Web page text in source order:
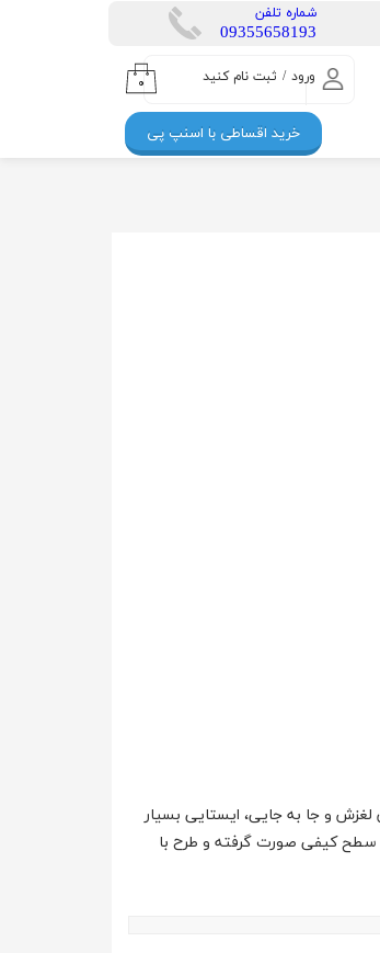
ورود / ثبت نام کنید
حساب کاربری من
تغییر گذر واژه
۰
​شماره تلفن
​​09355658193
خرید اقساطی با اسنپ پی
و جا به جایی، ایستایی بسیار
سطح کیفی صورت گرفته و طرح با